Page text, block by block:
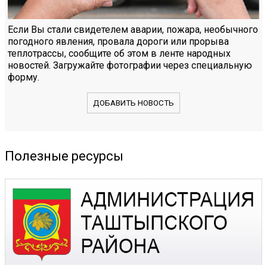
Если Вы стали свидетелем аварии, пожара, необычного
погодного явления, провала дороги или прорыва
теплотрассы, сообщите об этом в ленте народных
новостей. Загружайте фотографии через специальную
форму.
ДОБАВИТЬ НОВОСТЬ
Полезные ресурсы